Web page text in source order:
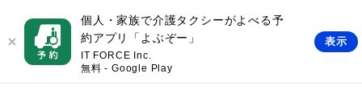
個人・家族で介護タクシーがよべる予
約アプリ「よぶぞー」
IT FORCE Inc.
無料 - Google Play
表示